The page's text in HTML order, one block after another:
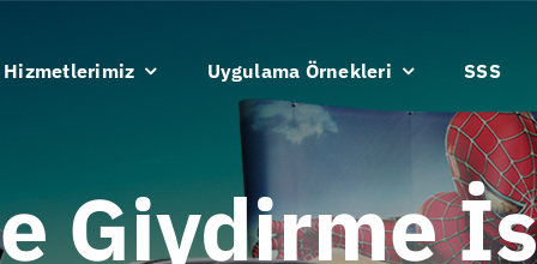
Hizmetlerimiz Uygulama Örnekleri SSS
Giydirme